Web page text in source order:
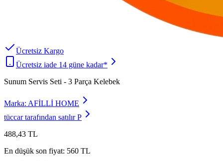
Ücretsiz Kargo
Ücretsiz iade 14 güne kadar*
Sunum Servis Seti - 3 Parça Kelebek
Marka: AFİLLİ HOME
tüccar tarafından satılır P
488,43 TL
En düşük son fiyat: 560 TL